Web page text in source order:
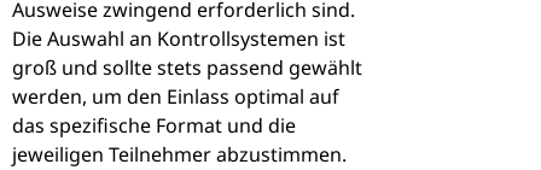
Ausweise zwingend erforderlich sind.
Die Auswahl an Kontrollsystemen ist
groß und sollte stets passend gewählt
werden, um den Einlass optimal auf
das spezifische Format und die
jeweiligen Teilnehmer abzustimmen.